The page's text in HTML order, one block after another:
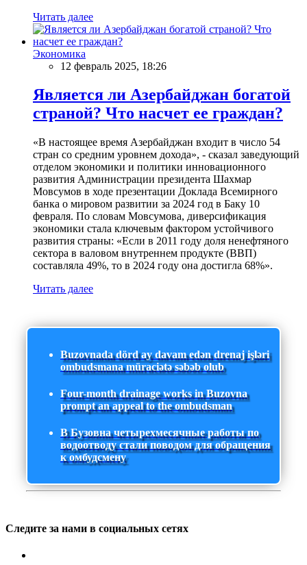
Читать далее
Экономика
12 февраль 2025, 18:26
Является ли Азербайджан богатой
страной? Что насчет ее граждан?
«В настоящее время Азербайджан входит в число 54
стран со средним уровнем дохода», - сказал заведующий
отделом экономики и политики инновационного
развития Администрации президента Шахмар
Мовсумов в ходе презентации Доклада Всемирного
банка о мировом развитии за 2024 год в Баку 10
февраля. По словам Мовсумова, диверсификация
экономики стала ключевым фактором устойчивого
развития страны: «Если в 2011 году доля ненефтяного
сектора в валовом внутреннем продукте (ВВП)
составляла 49%, то в 2024 году она достигла 68%».
Читать далее
Buzovnada dörd ay davam edən drenaj işləri
ombudsmana müraciətə səbəb olub
Four-month drainage works in Buzovna
prompt an appeal to the ombudsman
В Бузовна четырехмесячные работы по
водоотводу стали поводом для обращения
к омбудсмену
Следите за нами в социальных сетях